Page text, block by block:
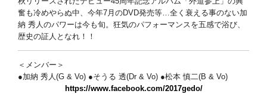
奮も冷めやらぬ中、今年7月のDVD発売等…全く衰える事のない加
納 秀人のパワーは今も旬。狂気のパフォーマンスを五感で浴び、
歴史の証人となれ！！
＜メンバー＞
●加納 秀人(G & Vo) ●そうる 透(Dr & Vo) ●松本 慎二(B & Vo)
https://www.facebook.com/2017gedo/